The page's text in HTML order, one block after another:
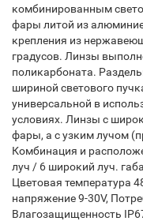
комбинированным
фары литой из
крепления из
градусов. Линзы
поликарбоната.
шириной светового
универсальной в
условиях. Линзы с
фары, а с узким лучом
Комбинация и
луч / 6 широкий луч.
Цветовая температура
напряжение 9-30V,
Влагозащищенность